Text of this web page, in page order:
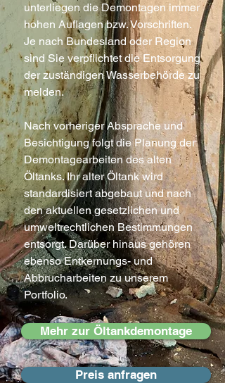
unterliegen die Demontagen immer
hohen Auflagen bzw. Vorschriften.
Je nach Bundesland oder Region
sind Sie verpflichtet die Entsorgung
der zuständigen Wasserbehörde zu
melden.
Nach vorheriger Absprache und
Besichtigung folgt die Planung der
Demontagearbeiten des alten
Öltanks. Ihr alter Öltank wird
standardisiert abgebaut und nach
den aktuellen gesetzlichen und
umweltrechtlichen Bestimmungen
entsorgt. Darüber hinaus gehören
ebenso Entkernungs- und
Abbrucharbeiten zu unserem
Portfolio.
Mehr zur Öltankdemontage
Preis anfragen